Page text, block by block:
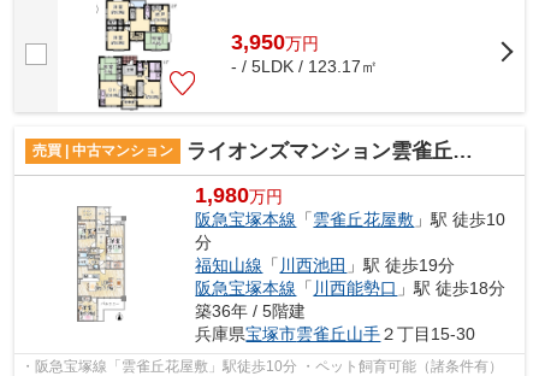
3,950万円
- / 5LDK / 123.17㎡
売買 | 中古マンション ライオンズマンション雲雀丘花屋敷第二
1,980万円
阪急宝塚本線 「雲雀丘花屋敷 」駅 徒歩10
分
福知山線 「 川西池田 」駅 徒歩19分
阪急宝塚本線 「 川西能勢口 」駅 徒歩18分
築36年 / 5階建
兵庫県宝塚市雲雀丘山手２丁目15-30
・阪急宝塚線「雲雀丘花屋敷」駅徒歩10分 ・ペット飼育可能（諸条件有）